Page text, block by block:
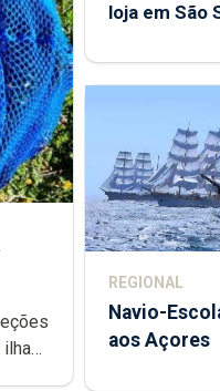
loja em São
REGIONAL
Navio-
aos Açores